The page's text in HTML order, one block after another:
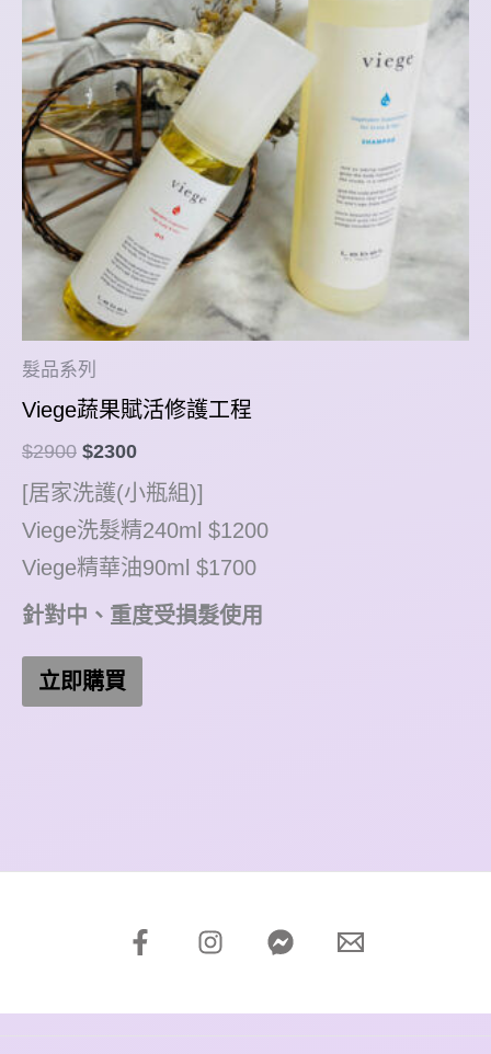
髮品系列
Viege蔬果賦活修護工程
$2900 原
始
價
格：
$2900。
$2300目
前
價
格：
[居家洗護(小瓶組)]
Viege洗髮精240ml $1200
Viege精華油90ml $1700
針對中、重度受損髮使用
立即購買